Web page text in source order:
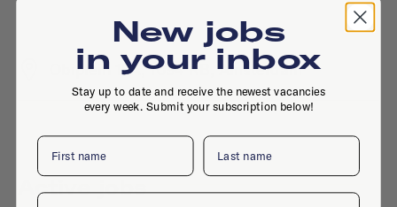
Obiplein 18A, 1094 RB, Amsterdam
Active jobs
New jobs
in your inbox
Stay up to date and receive the newest vacancies
every week. Submit your subscription below!
First name Last name
Email